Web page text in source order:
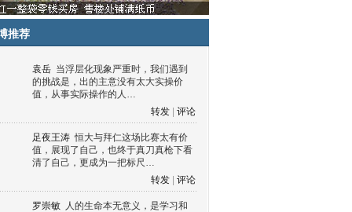
推荐
袁岳 当浮层化现象严重时，我们遇到
的挑战是，出的主意没有太大实操价
值，从事实际操作的人…
转发
评论
足夜王涛 恒大与拜仁这场比赛太有价
值，展现了自己，也终于真刀真枪下看
清了自己，更成为一把标尺…
转发
评论
罗崇敏 人的生命本无意义，是学习和